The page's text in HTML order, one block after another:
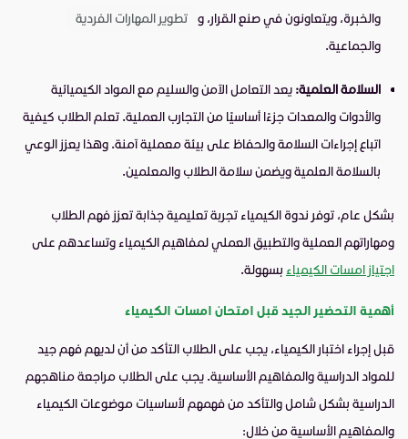
والخبرة، ويتعاونون في صنع القرار، و
تطوير المهارات الفردية
والجماعية.
السلامة العلمية: يعد التعامل الآمن والسليم مع المواد الكيميائية
والأدوات والمعدات جزءًا أساسيًا من التجارب العملية. تعلم الطلاب كيفية
اتباع إجراءات السلامة والحفاظ على بيئة معملية آمنة. وهذا يعزز الوعي
بالسلامة العلمية ويضمن سلامة الطلاب والمعلمين.
بشكل عام، توفر ندوة الكيمياء تجربة تعليمية جذابة تعزز فهم الطلاب
ومهاراتهم العملية والتطبيق العملي لمفاهيم الكيمياء وتساعدهم على
اجتياز امسات الكيمياء بسهولة.
أهمية التحضير الجيد قبل امتحان امسات الكيمياء
قبل إجراء اختبار الكيمياء، يجب على الطلاب التأكد من أن لديهم فهم جيد
للمواد الدراسية والمفاهيم الأساسية. يجب على الطلاب مراجعة مناهجهم
الدراسية بشكل شامل والتأكد من فهمهم لأساسيات موضوعات الكيمياء
والمفاهيم الأساسية من خلال: